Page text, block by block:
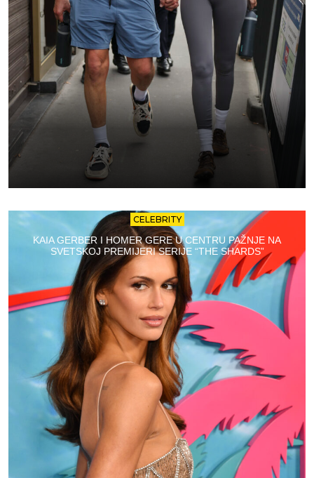
CELEBRITY
KAIA GERBER I HOMER GERE U CENTRU PAŽNJE NA
SVETSKOJ PREMIJERI SERIJE “THE SHARDS”